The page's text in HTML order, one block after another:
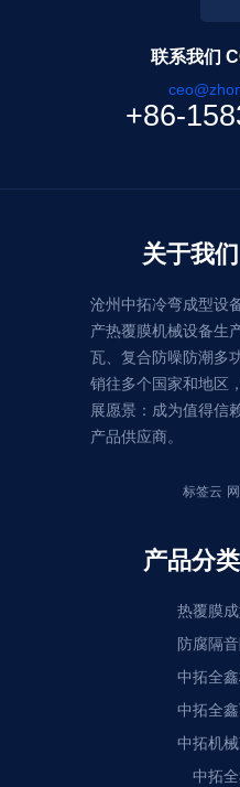
联系我们
+86-
关于我
沧州中拓冷弯成型设
产热覆膜机械设备生
瓦、复合防噪防潮多
销往多个国家和地区
展愿景：成为值得信
产品供应商。
标签云
产品分
热覆膜
防腐隔
中拓全
中拓全
中拓机
中拓